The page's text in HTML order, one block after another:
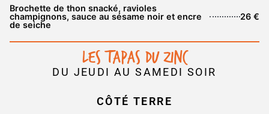
Brochette de thon snacké, ravioles
champignons, sauce au sésame noir et encre
de seiche
26 €
Les tapas du zinc
DU JEUDI AU SAMEDI SOIR
CÔTÉ TERRE